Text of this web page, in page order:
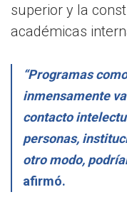
superior y la
académicas
“Programas
inmensamente
contacto
personas,
otro modo,
afirmó.